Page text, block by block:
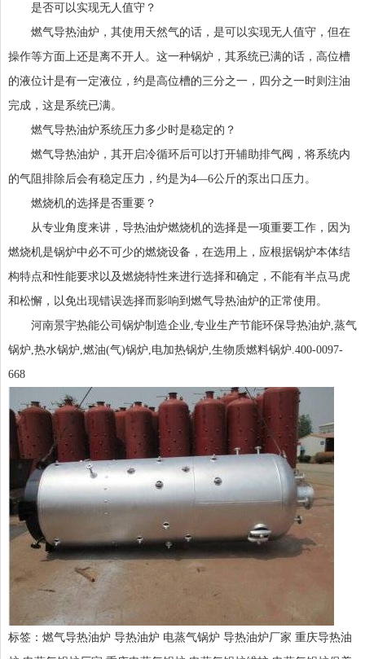
是否可以实现无人值守？
燃气导热油炉，其使用天然气的话，是可以实现无人值守，但在
操作等方面上还是离不开人。这一种锅炉，其系统已满的话，高位槽
的液位计是有一定液位，约是高位槽的三分之一，四分之一时则注油
完成，这是系统已满。
燃气导热油炉系统压力多少时是稳定的？
燃气导热油炉，其开启冷循环后可以打开辅助排气阀，将系统内
的气阻排除后会有稳定压力，约是为4—6公斤的泵出口压力。
燃烧机的选择是否重要？
从专业角度来讲，导热油炉燃烧机的选择是一项重要工作，因为
燃烧机是锅炉中必不可少的燃烧设备，在选用上，应根据锅炉本体结
构特点和性能要求以及燃烧特性来进行选择和确定，不能有半点马虎
和松懈，以免出现错误选择而影响到燃气导热油炉的正常使用。
河南景宇热能公司锅炉制造企业,专业生产节能环保导热油炉,蒸气
锅炉,热水锅炉,燃油(气)锅炉,电加热锅炉,生物质燃料锅炉.400-0097-
668
标签： 燃气导热油炉 导热油炉 电蒸气锅炉 导热油炉厂家 重庆导热油